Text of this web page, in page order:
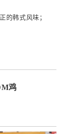
的韩式风味；
鸡